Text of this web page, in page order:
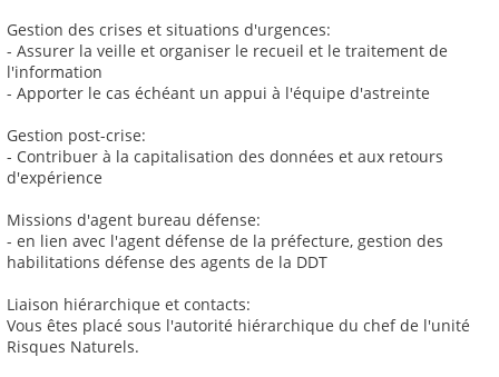
Gestion des crises et situations d'urgences:
- Assurer la veille et organiser le recueil et le traitement de
l'information
- Apporter le cas échéant un appui à l'équipe d'astreinte
Gestion post-crise:
- Contribuer à la capitalisation des données et aux retours
d'expérience
Missions d'agent bureau défense:
- en lien avec l'agent défense de la préfecture, gestion des
habilitations défense des agents de la DDT
Liaison hiérarchique et contacts:
Vous êtes placé sous l'autorité hiérarchique du chef de l'unité
Risques Naturels.